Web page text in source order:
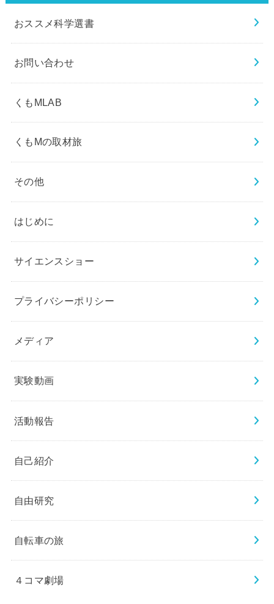
おススメ科学選書
お問い合わせ
くもMLAB
くもMの取材旅
その他
はじめに
サイエンスショー
プライバシーポリシー
メディア
実験動画
活動報告
自己紹介
自由研究
自転車の旅
４コマ劇場